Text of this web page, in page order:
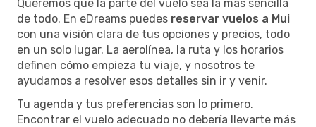
Queremos que la parte del vuelo sea la más sencilla
de todo. En eDreams puedes reservar vuelos a Mui
con una visión clara de tus opciones y precios, todo
en un solo lugar. La aerolínea, la ruta y los horarios
definen cómo empieza tu viaje, y nosotros te
ayudamos a resolver esos detalles sin ir y venir.
Tu agenda y tus preferencias son lo primero.
Encontrar el vuelo adecuado no debería llevarte más